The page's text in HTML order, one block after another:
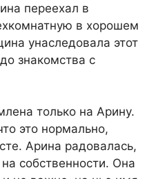
переехал в
в хорошем
унаследовала этот
знакомства с
только на Арину.
это нормально,
Арина радовалась,
собственности. Она